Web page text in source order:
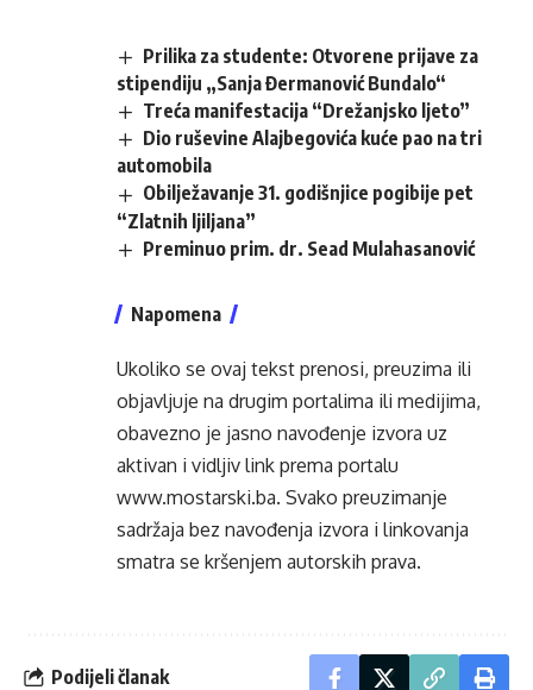
Prilika za studente: Otvorene prijave za
stipendiju „Sanja Đermanović Bundalo“
Treća manifestacija “Drežanjsko ljeto”
Dio ruševine Alajbegovića kuće pao na tri
automobila
Obilježavanje 31. godišnjice pogibije pet
“Zlatnih ljiljana”
Preminuo prim. dr. Sead Mulahasanović
Napomena
Ukoliko se ovaj tekst prenosi, preuzima ili
objavljuje na drugim portalima ili medijima,
obavezno je jasno navođenje izvora uz
aktivan i vidljiv link prema portalu
www.mostarski.ba. Svako preuzimanje
sadržaja bez navođenja izvora i linkovanja
smatra se kršenjem autorskih prava.
Podijeli članak